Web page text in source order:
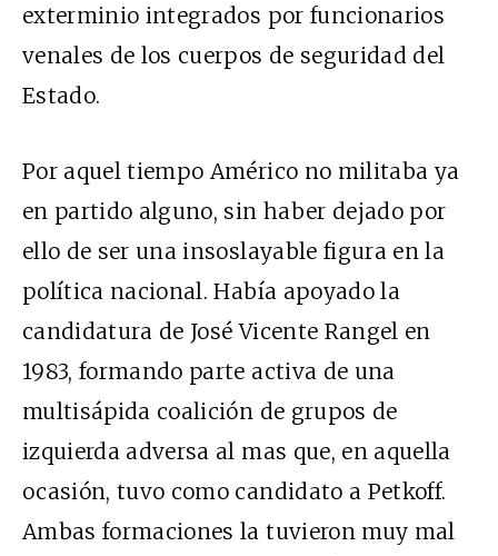
exterminio integrados por funcionarios
venales de los cuerpos de seguridad del
Estado.
Por aquel tiempo Américo no militaba ya
en partido alguno, sin haber dejado por
ello de ser una insoslayable figura en la
política nacional. Había apoyado la
candidatura de José Vicente Rangel en
1983, formando parte activa de una
multisápida coalición de grupos de
izquierda adversa al mas que, en aquella
ocasión, tuvo como candidato a Petkoff.
Ambas formaciones la tuvieron muy mal